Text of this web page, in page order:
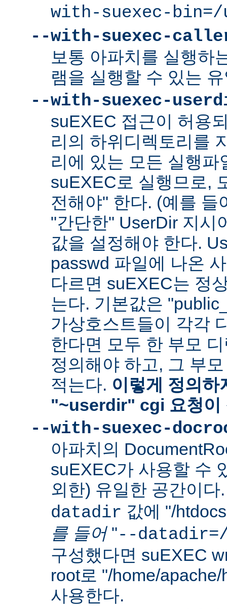
with-suexec-
--with-suexec-
보통 아파치를 실행하
램을 실행할 수 있는
--with-suexec-
suEXEC 접근이 허용
리의 하위디렉토리를
리에 있는 모든 실행파
suEXEC로 실행므로,
전해야" 한다. (예를 들
"간단한" UserDir 지시
값을 설정해야 한다.
passwd 파일에 나온
다르면 suEXEC는 정
는다. 기본값은
가상호스트들이 각각
한다면 모두 한 부모
정의해야 하고, 그 부
적는다. 이렇게 정의하
"~userdir" cgi 요청이
--with-suexec-
아파치의
suEXEC가 사용할 수
외한) 유일한 공간이
datadir 값에 "/
를 들어"--datadir=/
구성했다면 suEXEC
root로 "/home/
사용한다.